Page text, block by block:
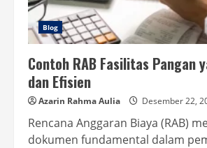
Blog
Contoh RAB Fasilitas Pangan
dan Efisien
Azarin Rahma Aulia Desember 22,
Rencana Anggaran Biaya (RAB)
dokumen fundamental dalam